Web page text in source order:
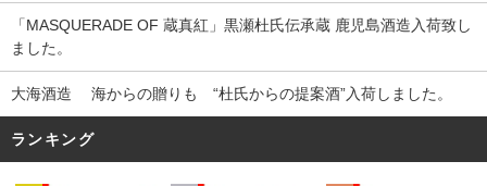
「MASQUERADE OF 蔵真紅」黒瀬杜氏伝承蔵 鹿児島酒造入荷致し
ました。
大海酒造 海からの贈りも “杜氏からの提案酒”入荷しました。
ランキング